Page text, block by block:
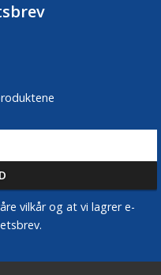
vilkår og at vi lagrer e-